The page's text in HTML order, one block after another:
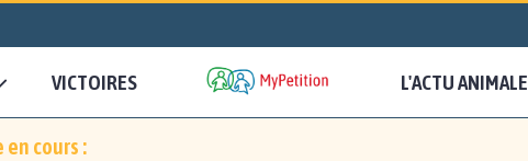
VICTOIRES L'ACTU ANIMALE
cours :